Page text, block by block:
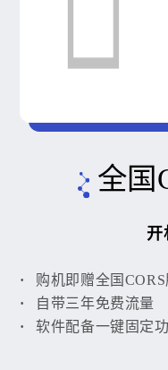
全国
开
购机即赠全国CORS
自带三年免费流量
软件配备一键固定